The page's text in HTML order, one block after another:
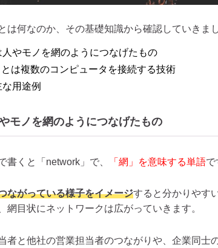
は何なのか、その基礎知識から確認していきま
やモノを網のようにつなげたもの
は複数のコンピュータを接続する技術
用途例
モノを網のようにつなげたもの
書くと「network」で、 「網」を意味する単語で
ながっている様子をイメージすると分かりやす
網目状にネットワークは広がっていきます。
者と他社の営業担当者のつながりや、企業同士